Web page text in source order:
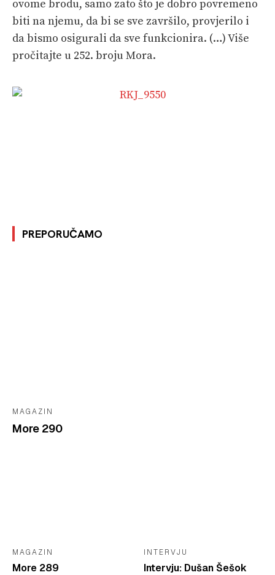
ovome brodu, samo zato što je dobro povremeno
biti na njemu, da bi se sve završilo, provjerilo i
da bismo osigurali da sve funkcionira. (…) Više
pročitajte u 252. broju Mora.
PREPORUČAMO
MAGAZIN
More 290
MAGAZIN
More 289
INTERVJU
Intervju: Dušan Šešok